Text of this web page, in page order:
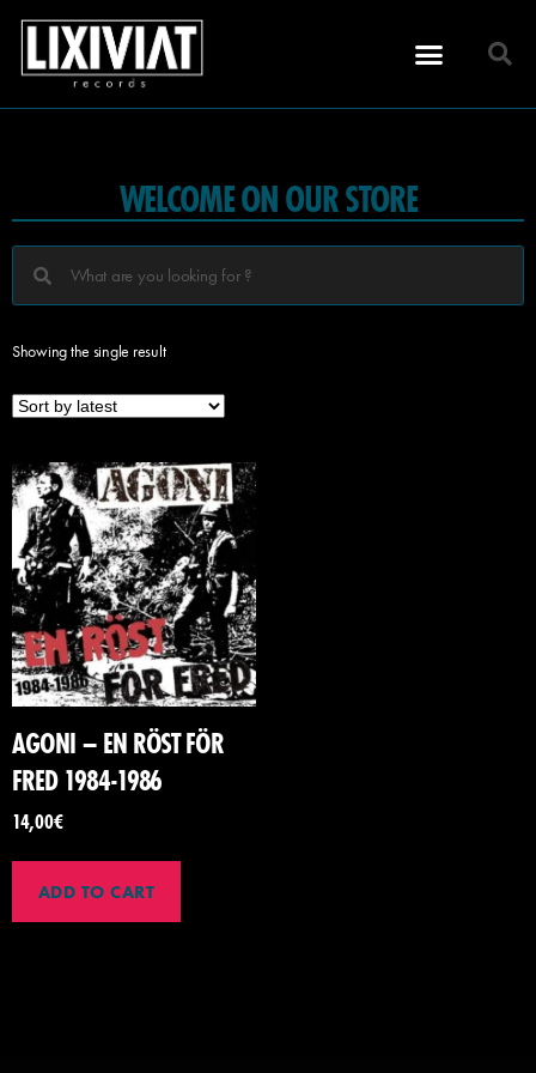
WELCOME ON OUR STORE
Showing the single result
AGONI – EN RÖST FÖR
FRED 1984-1986
14,00€
ADD TO CART